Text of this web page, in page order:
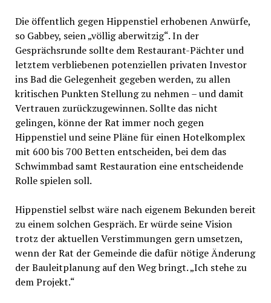
Die öffentlich gegen Hippenstiel erhobenen Anwürfe,
so Gabbey, seien „völlig aberwitzig“. In der
Gesprächsrunde sollte dem Restaurant-Pächter und
letztem verbliebenen potenziellen privaten Investor
ins Bad die Gelegenheit gegeben werden, zu allen
kritischen Punkten Stellung zu nehmen – und damit
Vertrauen zurückzugewinnen. Sollte das nicht
gelingen, könne der Rat immer noch gegen
Hippenstiel und seine Pläne für einen Hotelkomplex
mit 600 bis 700 Betten entscheiden, bei dem das
Schwimmbad samt Restauration eine entscheidende
Rolle spielen soll.
Hippenstiel selbst wäre nach eigenem Bekunden bereit
zu einem solchen Gespräch. Er würde seine Vision
trotz der aktuellen Verstimmungen gern umsetzen,
wenn der Rat der Gemeinde die dafür nötige Änderung
der Bauleitplanung auf den Weg bringt. „Ich stehe zu
dem Projekt.“